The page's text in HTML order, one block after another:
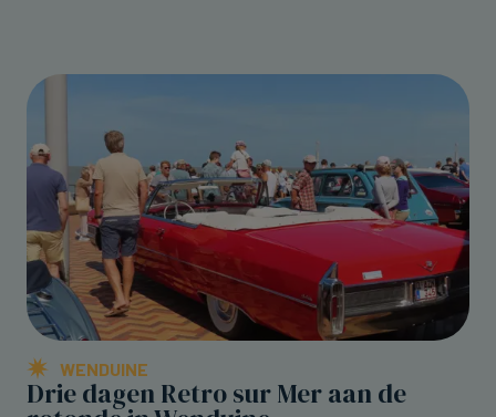
WENDUINE
Drie dagen Retro sur Mer aan de